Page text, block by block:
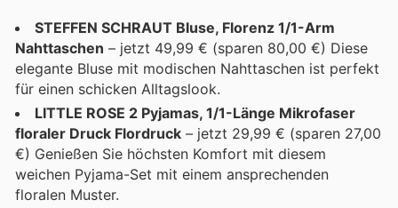
STEFFEN SCHRAUT Bluse, Florenz 1/1-Arm
Nahttaschen – jetzt 49,99 € (sparen 80,00 €) Diese
elegante Bluse mit modischen Nahttaschen ist perfekt
für einen schicken Alltagslook.
LITTLE ROSE 2 Pyjamas, 1/1-Länge Mikrofaser
floraler Druck Flordruck – jetzt 29,99 € (sparen 27,00
€) Genießen Sie höchsten Komfort mit diesem
weichen Pyjama-Set mit einem ansprechenden
floralen Muster.